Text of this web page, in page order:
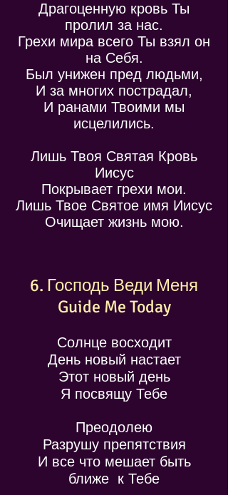
Драгоценную кровь Ты
пролил за нас.
Грехи мира всего Ты взял он
на Себя.
Был унижен пред людьми,
И за многих пострадал,
И ранами Твоими мы
исцелились.
Лишь Твоя Святая Кровь
Иисус
Покрывает грехи мои.
Лишь Твое Святое имя Иисус
Очищает жизнь мою.
6. Господь Веди Меня
Guide Me Today
Солнце восходит
День новый настает
Этот новый день
Я посвящу Тебе
Преодолею
Разрушу препятствия
И все что мешает быть
ближе к Тебе